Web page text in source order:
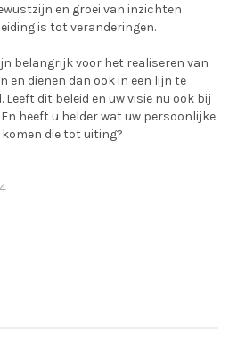
en groei van inzichten
is tot veranderingen.
belangrijk voor het realiseren van
en dienen dan ook in een lijn te
Leeft dit beleid en uw visie nu ook bij
heeft u helder wat uw persoonlijke
die tot uiting?